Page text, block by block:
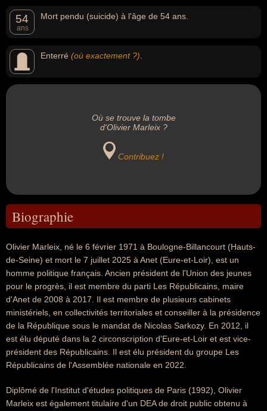
54
ans
Mort pendu (suicide) à l'âge de 54 ans.
Enterré (où exactement ?)
Où se trouve la tombe
d'Olivier Marleix ?
Contribuez !
Biographie
Olivier Marleix, né le 6 février 1971 à Boulogne-Billancourt (Hauts-
de-Seine) et mort le 7 juillet 2025 à Anet (Eure-et-Loir), est un
homme politique français. Ancien président de l'Union des jeunes
pour le progrès, il est membre du parti Les Républicains, maire
d'Anet de 2008 à 2017. Il est membre de plusieurs cabinets
ministériels, en collectivités territoriales et conseiller à la présidence
de la République sous le mandat de Nicolas Sarkozy. En 2012, il
est élu député dans la 2 circonscription d'Eure-et-Loir et est vice-
président des Républicains. Il est élu président du groupe Les
Républicains de l'Assemblée nationale en 2022.
Diplômé de l'Institut d'études politiques de Paris (1992), Olivier
Marleix est également titulaire d'un DEA de droit public obtenu à